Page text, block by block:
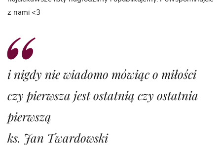
z nami <3
i nigdy nie wiadomo mówiąc o miłości
czy pierwsza jest ostatnią czy ostatnia
pierwszą
ks. Jan Twardowski